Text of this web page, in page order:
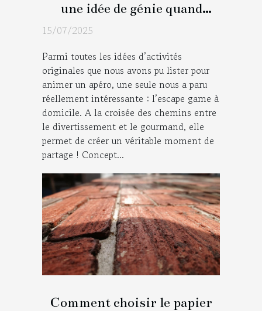
une idée de génie quand
sonne l’heure de l’apéro !
15/07/2025
Parmi toutes les idées d’activités
originales que nous avons pu lister pour
animer un apéro, une seule nous a paru
réellement intéressante : l’escape game à
domicile. A la croisée des chemins entre
le divertissement et le gourmand, elle
permet de créer un véritable moment de
partage ! Concept...
Comment choisir le papier